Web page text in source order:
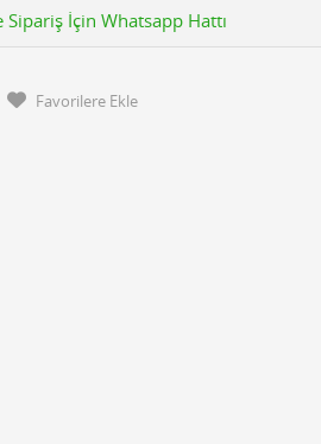
Sipariş İçin Whatsapp Hattı
PinterestFavorilere Ekle